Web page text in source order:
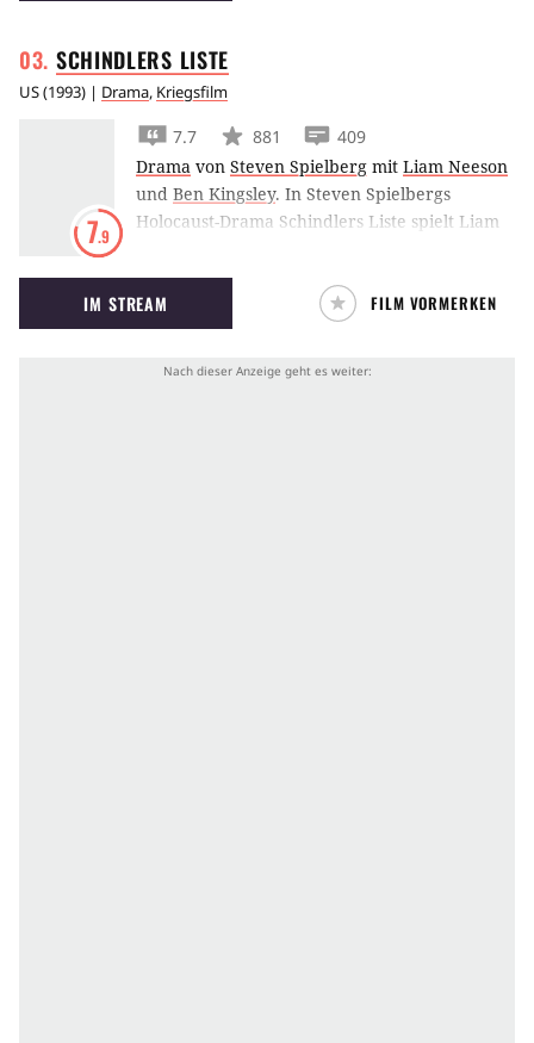
SCHINDLERS LISTE
US(1993) | Drama, Kriegsfilm
7.9
7.7 881
409
Drama von Steven Spielberg mit Liam Neeson
und Ben Kingsley. In Steven Spielbergs
Holocaust-Drama Schindlers Liste spielt Liam
Schindler, der seine jüdischen Mitarbeiter vor
der Deportation rettete.
IM STREAM FILM VORMERKEN